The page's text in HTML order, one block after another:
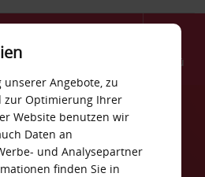
Menü
Monaco
Angebote, zu
zur Optimierung Ihrer
Website benutzen wir
Daten an
und Analysepartner
finden Sie in